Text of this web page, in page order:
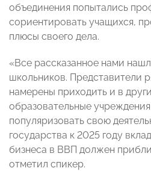
объединения попытались
сориентировать учащихся,
плюсы своего дела.
«Все рассказанное нами
школьников. Представители
намерены приходить и в
образовательные
популяризовать свою
государства к 2025 году
бизнеса в ВВП должен
отметил спикер.